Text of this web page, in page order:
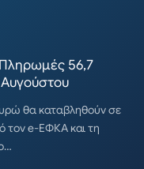
56,7
θα καταβληθούν σε
τον e-ΕΦΚΑ και τη